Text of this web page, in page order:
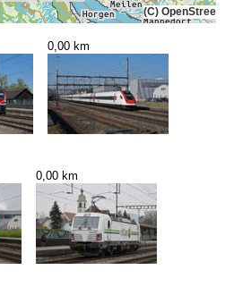
(C)
0,00 km
0,00 km